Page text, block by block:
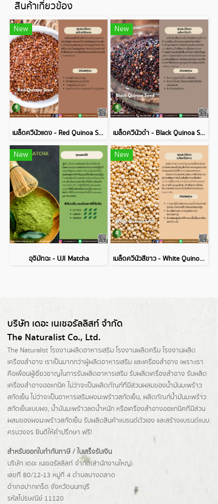
สินค้าเกี่ยวข้อง
New
เมล็ดควีนัวแดง - Red Quinoa Seed
New
เมล็ดควีนัวดำ - Black Quinoa Seed
New
อุจิมัทฉะ - UJI Matcha
New
เมล็ดควีนัวสีขาว - White Quinoa Seed
บริษัท เดอะ เนเชอรัลลิสท์ จำกัด
The Naturalist Co., Ltd.
The Naturalist โรงงานผลิตอาหารเสริม โรงงานผลิตครีม โรงงานผลิต
เครื่องสำอาง เราเป็นมากกว่าผู้ผลิตอาหารเสริม และเครื่องสำอาง เพราะเรา
คือเพื่อนผู้เชี่ยวชาญในการรับผลิตอาหารเสริม รับผลิตเครื่องสำอาง รับผลิต
เครื่องสำอางออแกนิค ไม่ว่าจะเป็นผลิตภัณฑ์ที่มีส่วนผสมของน้ำมันมะพร้าว
สกัดเย็น ไม่ว่าจะเป็นอาหารเสริมผงมะพร้าวสกัดเย็น, ผลิตภัณฑ์น้ำมันมะพร้าว
สกัดเย็นแบบผง, น้ำมันมะพร้าวลดน้ำหนัก หรือเครื่องสำอางออแกนิคที่มีส่วน
ผสมของผงมะพร้าวสกัดเย็น รับผลิตสินค้าแบรนด์ตัวเอง และสร้างแบรนด์แบบ
ครบวงจร ยินดีให้คำปรึกษา ฟรี!
สำหรับออกใบกำกับภาษี / ใบเสร็จรับเงิน
บริษัท เดอะ เนเชอรัลลิสท์ จำกัด(ส่านักงานใหญ่)
เลขที่ 80/12-13 หมู่ที่ 4 ตำบลบางตลาด
อำเภอปากเกร็ด จังหวัดนนทบุรี
รหัสไปรษณีย์ 11120